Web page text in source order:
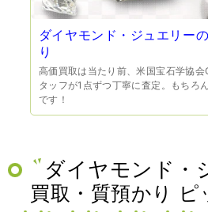
ダイヤモンド・ジュエリー
り
高価買取は当たり前、米国宝石学協会
タッフが1点ずつ丁寧に査定。もちろ
です！
ダイヤモンド・
買取・質預かり ピ